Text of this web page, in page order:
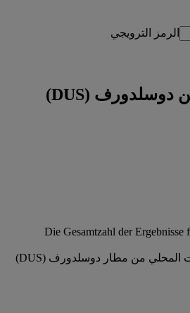
الرمز الترويجي
جداول الرحلات بين دوسلدورف (DUS)
Die Gesamtzahl der Ergebnisse